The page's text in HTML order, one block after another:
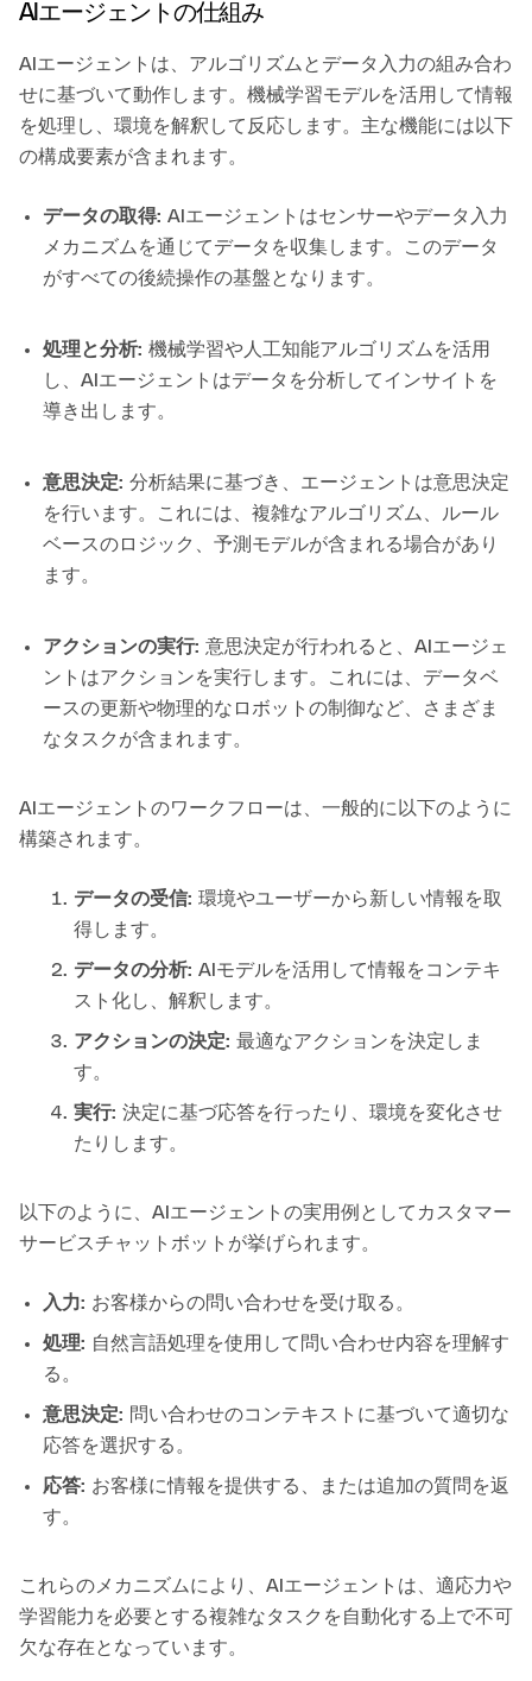
AIエージェントの仕組み
AIエージェントは、アルゴリズムとデータ入力の組み合わ
せに基づいて動作します。機械学習モデルを活用して情報
を処理し、環境を解釈して反応します。主な機能には以下
の構成要素が含まれます。
データの取得: AIエージェントはセンサーやデータ入力
メカニズムを通じてデータを収集します。このデータ
がすべての後続操作の基盤となります。
処理と分析: 機械学習や人工知能アルゴリズムを活用
し、AIエージェントはデータを分析してインサイトを
導き出します。
意思決定: 分析結果に基づき、エージェントは意思決定
を行います。これには、複雑なアルゴリズム、ルール
ベースのロジック、予測モデルが含まれる場合があり
ます。
アクションの実行: 意思決定が行われると、AIエージェ
ントはアクションを実行します。これには、データベ
ースの更新や物理的なロボットの制御など、さまざま
なタスクが含まれます。
AIエージェントのワークフローは、一般的に以下のように
構築されます。
データの受信: 環境やユーザーから新しい情報を取
得します。
データの分析: AIモデルを活用して情報をコンテキ
スト化し、解釈します。
アクションの決定: 最適なアクションを決定しま
す。
実行: 決定に基づ応答を行ったり、環境を変化させ
たりします。
以下のように、AIエージェントの実用例としてカスタマー
サービスチャットボットが挙げられます。
入力: お客様からの問い合わせを受け取る。
処理: 自然言語処理を使用して問い合わせ内容を理解す
る。
意思決定: 問い合わせのコンテキストに基づいて適切な
応答を選択する。
応答: お客様に情報を提供する、または追加の質問を返
す。
これらのメカニズムにより、AIエージェントは、適応力や
学習能力を必要とする複雑なタスクを自動化する上で不可
欠な存在となっています。